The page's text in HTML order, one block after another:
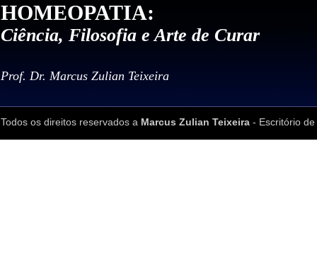
HOMEOPATIA:
Ciência, Filosofia e Arte de Curar
Prof. Dr. Marcus Zulian Teixeira
Todos os direitos reservados a Marcus Zulian Teixeira - Escritório